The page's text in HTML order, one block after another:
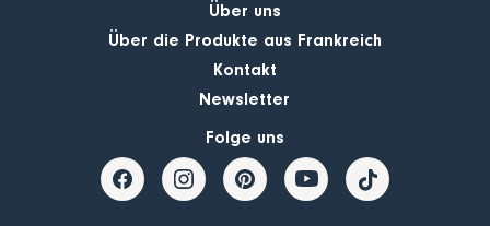
Über uns
Über die Produkte aus Frankreich
Kontakt
Newsletter
Folge uns